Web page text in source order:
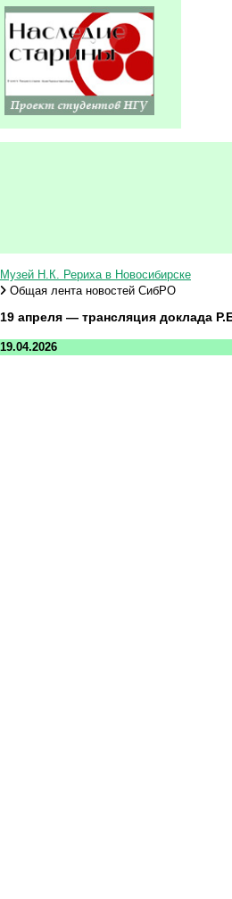
Музей Н.К. Рериха в Новосибирске
Общая лента новостей СибРО
19 апреля — трансляция доклада
19.04.2026